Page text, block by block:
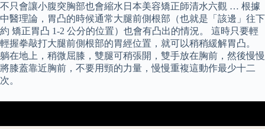
不只會讓小腹突胸部也會縮水日本美容矯正師清水六觀 … 根據
中醫理論，胃凸的時候通常大腿前側根部（也就是「該邊」往下
約 矯正胃凸 1-2 公分的位置）也會有凸出的情況。 這時只要輕
輕握拳敲打大腿前側根部的胃經位置，就可以稍稍緩解胃凸。
躺在地上，稍微屈膝，雙腿可稍張開，雙手放在胸前，然後慢慢
將膝蓋靠近胸前，不要用頸的力量，慢慢重複這動作最少十二
次。